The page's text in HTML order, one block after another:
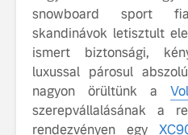
snowboard sport
skandinávok letisztult
ismert biztonsági,
luxussal párosul
nagyon örültünk a
szerepvállalásának a
rendezvényen egy